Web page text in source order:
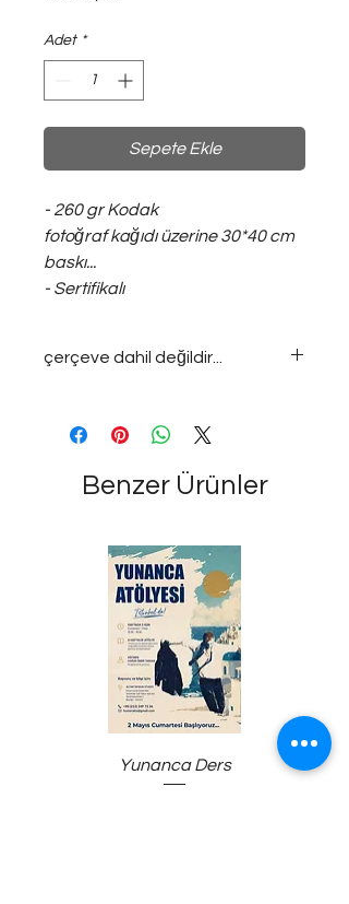
Adet *
Sepete Ekle
- 260 gr Kodak
fotoğraf kağıdı üzerine 30*40 cm
baskı...
- Sertifikalı
çerçeve dahil değildir...
Benzer Ürünler
Yunanca Ders